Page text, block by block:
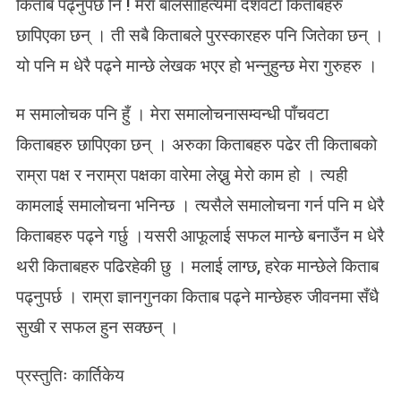
किताब पढ्नुपर्छ नि ! मेरा बालसाहित्यमा दशवटा किताबहरु
छापिएका छन् । ती सबै किताबले पुरस्कारहरु पनि जितेका छन् ।
यो पनि म धेरै पढ्ने मान्छे लेखक भएर हो भन्नुहुन्छ मेरा गुरुहरु ।
म समालोचक पनि हुँ । मेरा समालोचनासम्वन्धी पाँचवटा
किताबहरु छापिएका छन् । अरुका किताबहरु पढेर ती किताबको
राम्रा पक्ष र नराम्रा पक्षका वारेमा लेख्नु मेरो काम हो । त्यही
कामलाई समालोचना भनिन्छ । त्यसैले समालोचना गर्न पनि म धेरै
किताबहरु पढ्ने गर्छु ।यसरी आफूलाई सफल मान्छे बनाउँन म धेरै
थरी किताबहरु पढिरहेकी छु । मलाई लाग्छ, हरेक मान्छेले किताब
पढ्नुपर्छ । राम्रा ज्ञानगुनका किताब पढ्ने मान्छेहरु जीवनमा सँधै
सुखी र सफल हुन सक्छन् ।
प्रस्तुतिः कार्तिकेय